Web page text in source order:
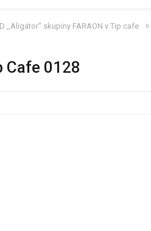
,,Aligátor" skupiny FARAON v Tip cafe »
Cafe 0128